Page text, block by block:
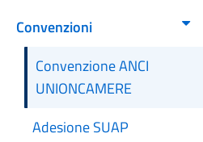
Convenzioni
Convenzione ANCI
UNIONCAMERE
Adesione SUAP